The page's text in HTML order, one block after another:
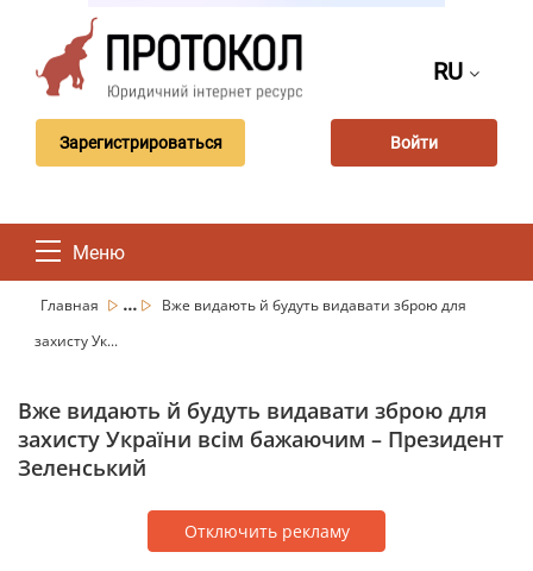
RU
Зарегистрироваться Войти
Меню
Главная ...
Вже видають й будуть видавати зброю для
захисту Ук...
Вже видають й будуть видавати зброю для
захисту України всім бажаючим – Президент
Зеленський
Отключить рекламу